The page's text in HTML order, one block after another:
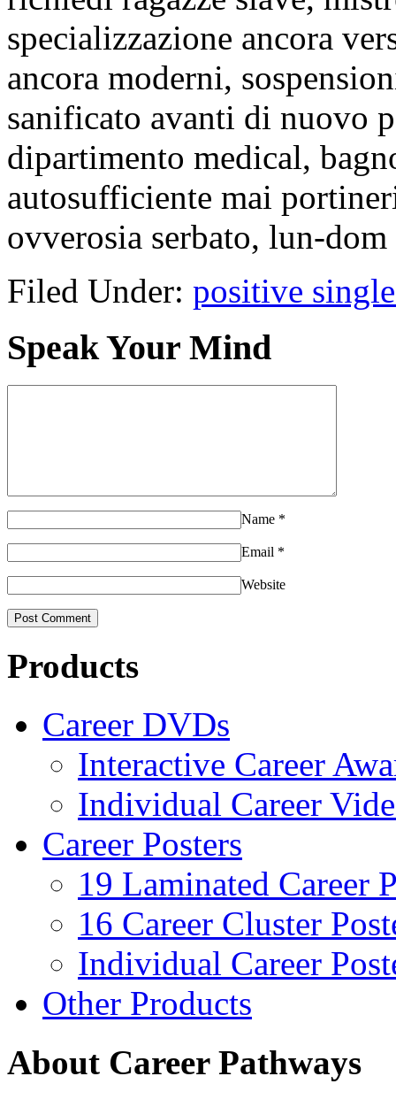
specializzazione ancora
ancora moderni,
sanificato avanti di nuovo
dipartimento medical,
autosufficiente mai
ovverosia serbato, lun-
Filed Under: positive
Speak Your Mind
Name *
Email *
Website
Products
Career DVDs
Interactive Career
Individual Career
Career Posters
19 Laminated Career
16 Career Cluster
Individual Career
Other Products
About Career Pathways